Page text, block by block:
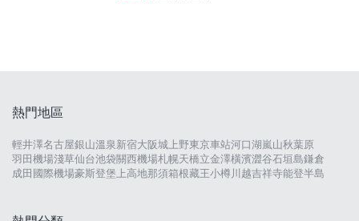
熱門地區
輕井澤名古屋銀山溫泉新宿大阪城 上野東京車站河口湖嵐山秋葉原
羽田機場淺草仙台池袋關西機場札幌天橋立金澤橫濱澀谷石垣島鎌倉
成田國際機場豪斯登堡 上高地那須箱根藏王小樽川越吉祥寺能登半島